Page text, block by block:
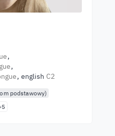
english C2
podstawowy)